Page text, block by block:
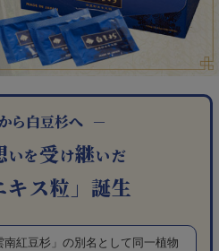
ら白豆杉へ －
いを受け継いだ
キス粒」誕生
南紅豆杉」の別名として同一植物